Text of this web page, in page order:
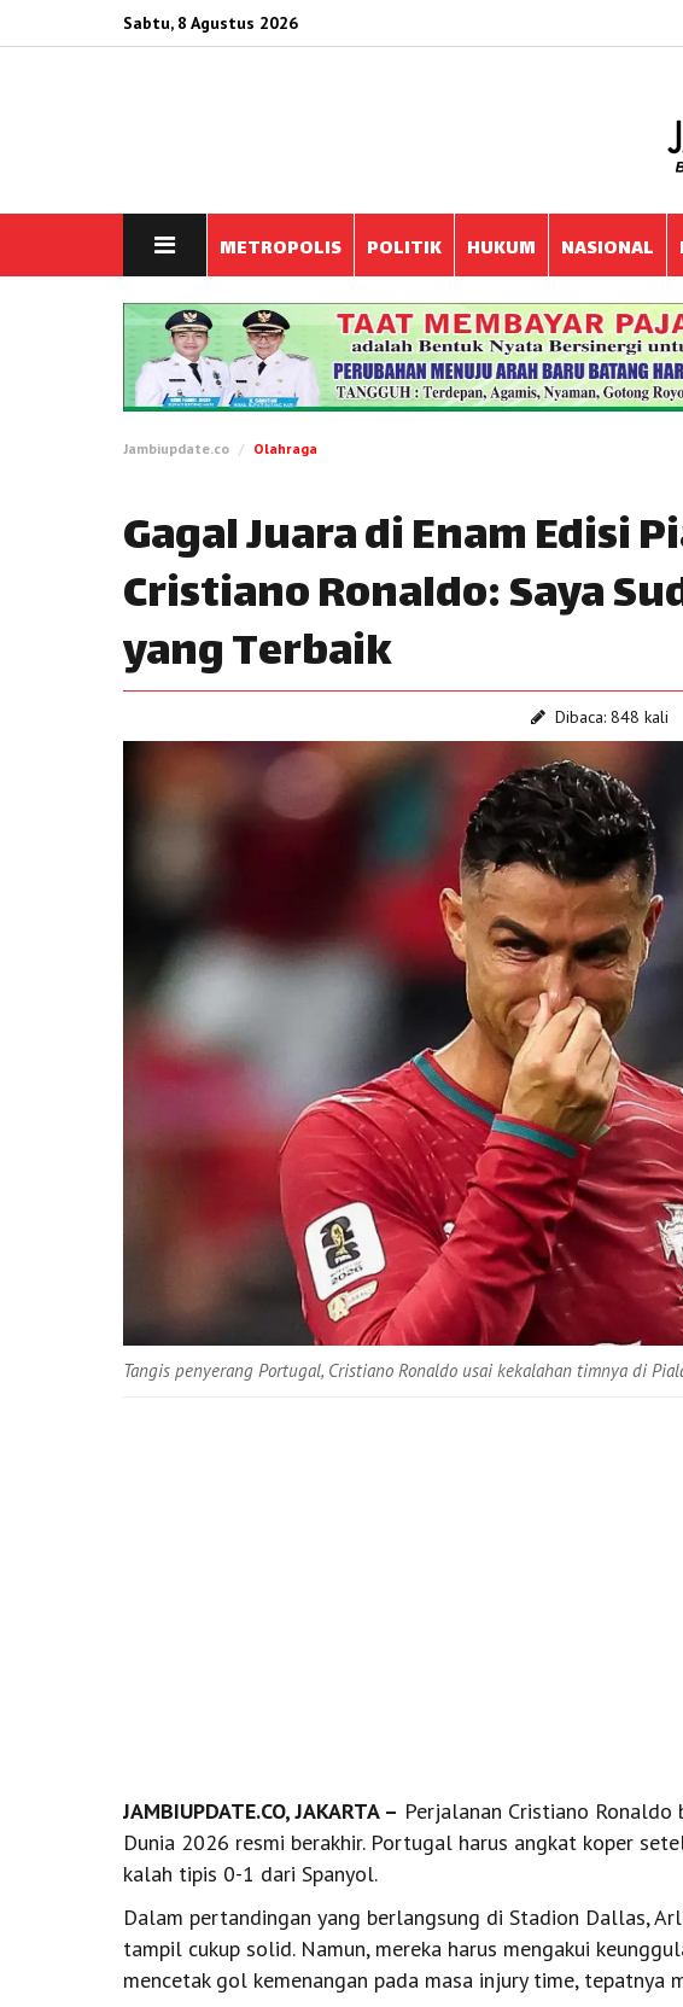
Sabtu, 8 Agustus 2026
METROPOLIS POLITIK HUKUM NASIONAL
Jambiupdate.co Olahraga
Gagal Juara di Enam Edisi
Cristiano Ronaldo: Saya
yang Terbaik
Dibaca: 848 kali
Tangis penyerang Portugal, Cristiano Ronaldo usai kekalahan timnya di
JAMBIUPDATE.CO, JAKARTA – Perjalanan Cristiano
Dunia 2026 resmi berakhir. Portugal harus angkat koper
kalah tipis 0-1 dari Spanyol.
Dalam pertandingan yang berlangsung di Stadion Dallas,
tampil cukup solid. Namun, mereka harus mengakui
mencetak gol kemenangan pada masa injury time, tepatnya